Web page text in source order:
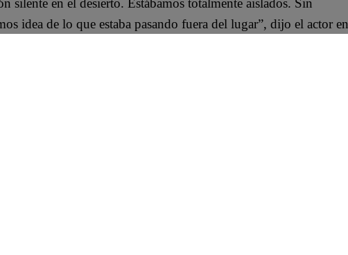
silente en el desierto. Estábamos totalmente aislados. Sin
idea de lo que estaba pasando fuera del lugar”, dijo el actor en